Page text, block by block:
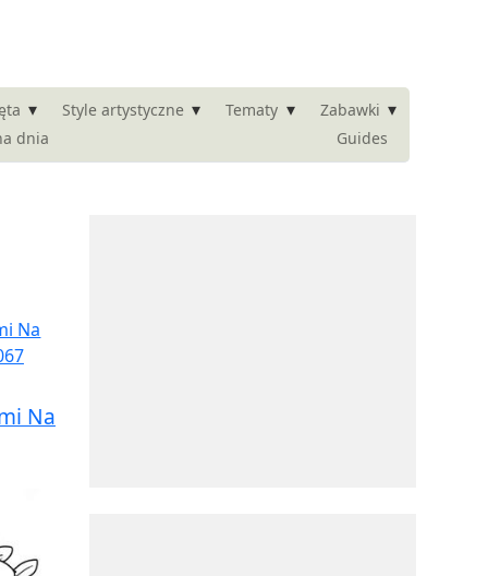
▾ Style artystyczne ▾ Tematy ▾ Zabawki ▾
dnia Guides
Na